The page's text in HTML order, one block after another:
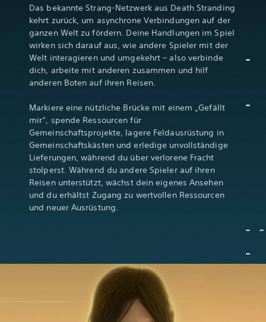
Das bekannte Strang-Netzwerk aus Death Stranding
kehrt zurück, um asynchrone Verbindungen auf der
ganzen Welt zu fördern. Deine Handlungen im Spiel
wirken sich darauf aus, wie andere Spieler mit der
Welt interagieren und umgekehrt – also verbinde
dich, arbeite mit anderen zusammen und hilf
anderen Boten auf ihren Reisen.
Markiere eine nützliche Brücke mit einem „Gefällt
mir“, spende Ressourcen für
Gemeinschaftsprojekte, lagere Feldausrüstung in
Gemeinschaftskästen und erledige unvollständige
Lieferungen, während du über verlorene Fracht
stolperst. Während du andere Spieler auf ihren
Reisen unterstützt, wächst dein eigenes Ansehen
und du erhältst Zugang zu wertvollen Ressourcen
und neuer Ausrüstung.